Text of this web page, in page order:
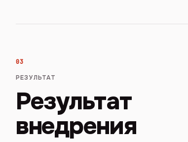
03
РЕЗУЛЬТАТ
Результат
внедрения